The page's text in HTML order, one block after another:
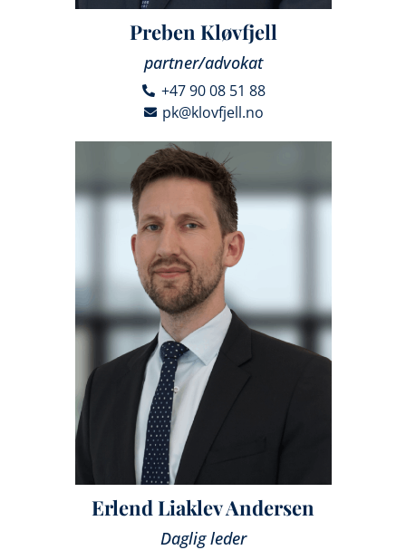
Preben Kløvfjell
partner/advokat
+47 90 08 51 88
pk@klovfjell.no
Erlend Liaklev Andersen
Daglig leder